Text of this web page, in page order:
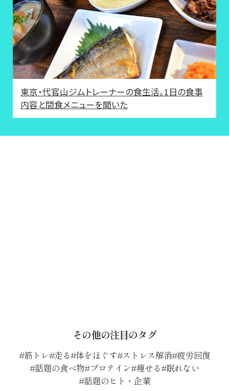
東京・代官山ジムトレーナーの食生活。1日の食事
内容と間食メニューを聞いた
その他の注目のタグ
筋トレ 走る 体をほぐす ストレス解消 疲労回復
話題の食べ物 プロテイン 痩せる 眠れない
話題のヒト・企業